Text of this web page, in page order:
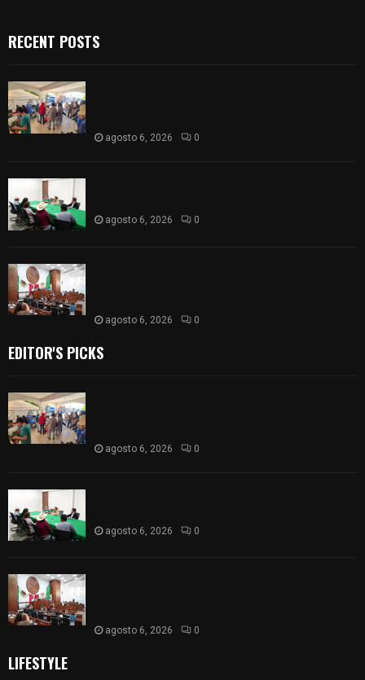
RECENT POSTS
agosto 6, 2026 0
agosto 6, 2026 0
agosto 6, 2026 0
EDITOR'S PICKS
agosto 6, 2026 0
agosto 6, 2026 0
agosto 6, 2026 0
LIFESTYLE